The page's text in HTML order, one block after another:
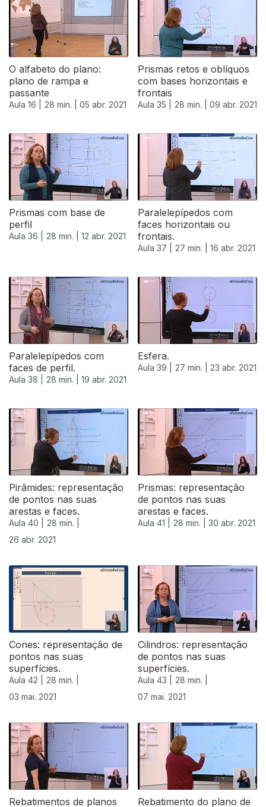
O alfabeto do plano:
plano de rampa e
passante
Aula 16 | 28 min. | 05 abr. 2021
Prismas retos e oblíquos
com bases horizontais e
frontais
Aula 35 | 28 min. | 09 abr. 2021
Prismas com base de
perfil
Aula 36 | 28 min. | 12 abr. 2021
Paralelepípedos com
faces horizontais ou
frontais.
Aula 37 | 27 min. | 16 abr. 2021
Paralelepípedos com
faces de perfil.
Aula 38 | 28 min. | 19 abr. 2021
Esfera.
Aula 39 | 27 min. | 23 abr. 2021
Pirâmides: representação
de pontos nas suas
arestas e faces.
Aula 40 |
28 min. |
26 abr. 2021
Prismas: representação
de pontos nas suas
arestas e faces.
Aula 41 | 28 min. | 30 abr. 2021
Cones: representação de
pontos nas suas
superfícies.
Aula 42 |
28 min. |
03 mai. 2021
Cilindros: representação
de pontos nas suas
superfícies.
Aula 43 |
28 min. |
07 mai. 2021
Rebatimentos de planos Rebatimento do plano de
543827